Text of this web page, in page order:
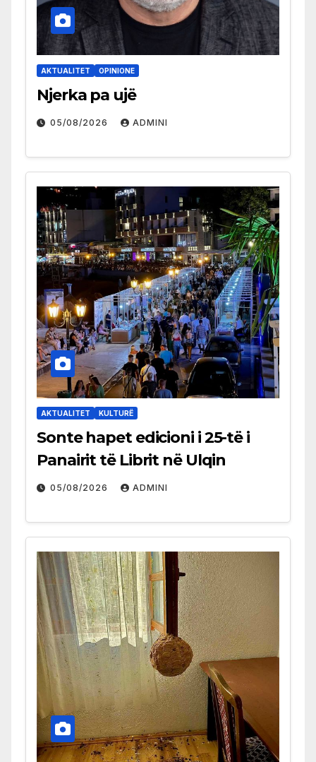
AKTUALITET OPINIONE
Njerka pa ujë
05/08/2026 ADMINI
AKTUALITET KULTURË
Sonte hapet edicioni i 25-të i
Panairit të Librit në Ulqin
05/08/2026 ADMINI